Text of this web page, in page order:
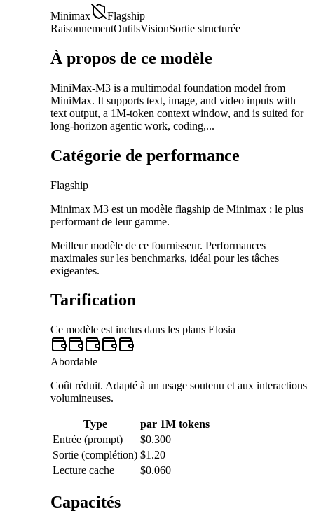
Minimax
Flagship
RaisonnementOutilsVisionSortie structurée
À propos de ce modèle
MiniMax-M3 is a multimodal foundation model from
MiniMax. It supports text, image, and video inputs with
text output, a 1M-token context window, and is suited for
long-horizon agentic work, coding,...
Catégorie de performance
Flagship
Minimax M3 est un modèle flagship de Minimax : le plus
performant de leur gamme.
Meilleur modèle de ce fournisseur. Performances
maximales sur les benchmarks, idéal pour les tâches
exigeantes.
Tarification
Ce modèle est inclus dans les plans Elosia
Abordable
Coût réduit. Adapté à un usage soutenu et aux interactions
volumineuses.
Type
par 1M tokens
Entrée (prompt)
$0.300
Sortie (complétion) $1.20
Lecture cache
$0.060
Capacités